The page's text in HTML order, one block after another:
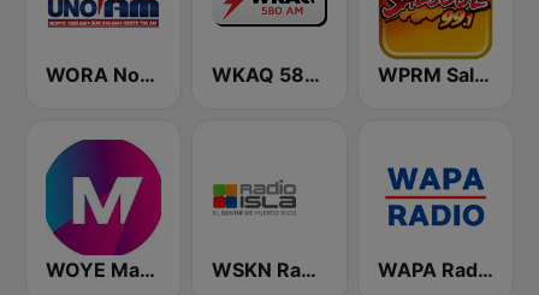
WORA Noti Uno 630 AM WKAQ 580 AM WPRM Salsoul 99.1 FM
WOYE Magic 97.3 FM WSKN Radio Isla 1320 AM WAPA Radio